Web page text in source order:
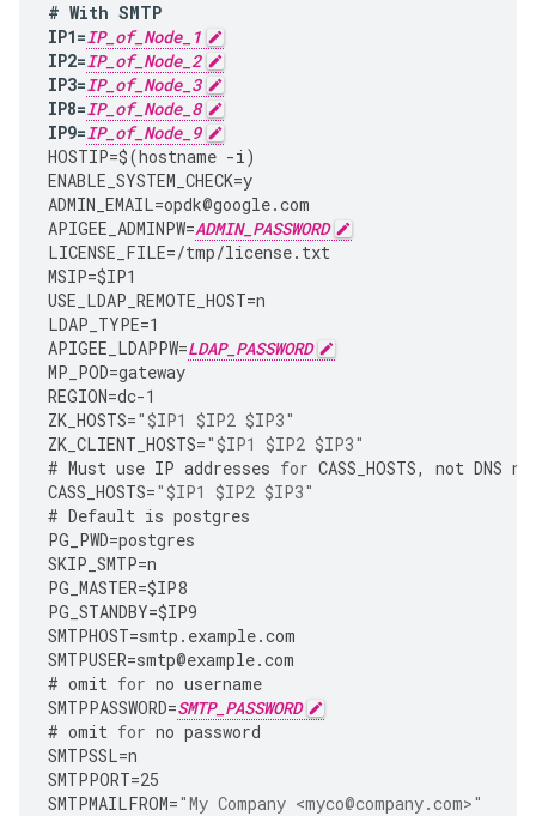
# With SMTP
IP1=IP_of_Node_1
IP2=IP_of_Node_2
IP3=IP_of_Node_3
IP8=IP_of_Node_8
IP9=IP_of_Node_9
HOSTIP=$(hostname -i)
ENABLE_SYSTEM_CHECK=y
ADMIN_EMAIL=opdk@google.com
APIGEE_ADMINPW=ADMIN_PASSWORD
LICENSE_FILE=/tmp/license.txt
MSIP=$IP1
USE_LDAP_REMOTE_HOST=n
LDAP_TYPE=1
APIGEE_LDAPPW=LDAP_PASSWORD
MP_POD=gateway
REGION=dc-1
ZK_HOSTS="$IP1 $IP2 $IP3"
ZK_CLIENT_HOSTS="$IP1 $IP2 $IP3"
# Must use IP addresses for CASS_HOSTS, not DNS
CASS_HOSTS="$IP1 $IP2 $IP3"
# Default is postgres
PG_PWD=postgres
SKIP_SMTP=n
PG_MASTER=$IP8
PG_STANDBY=$IP9
SMTPHOST=smtp . example.com
SMTPUSER=smtp@example.com
# omit for no username
SMTPPASSWORD=SMTP_PASSWORD
# omit for no password
SMTPSSL=n
SMTPPORT=25
SMTPMAILFROM="My Company <myco@company.com>"